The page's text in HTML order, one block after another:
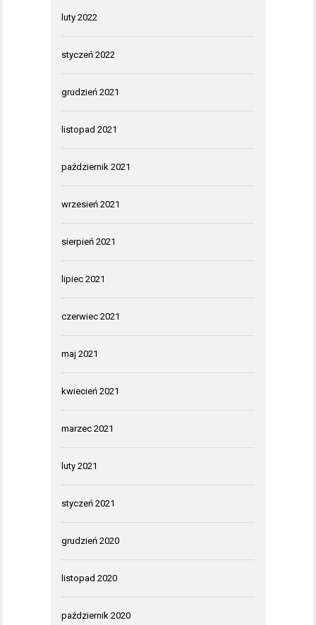
luty 2022
styczeń 2022
grudzień 2021
listopad 2021
październik 2021
wrzesień 2021
sierpień 2021
lipiec 2021
czerwiec 2021
maj 2021
kwiecień 2021
marzec 2021
luty 2021
styczeń 2021
grudzień 2020
listopad 2020
październik 2020